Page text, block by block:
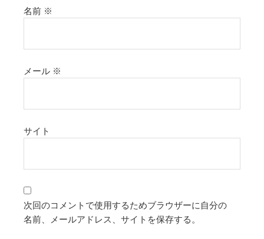
名前 ※
メール ※
サイト
次回のコメントで使用するためブラウザーに自分の
名前、メールアドレス、サイトを保存する。